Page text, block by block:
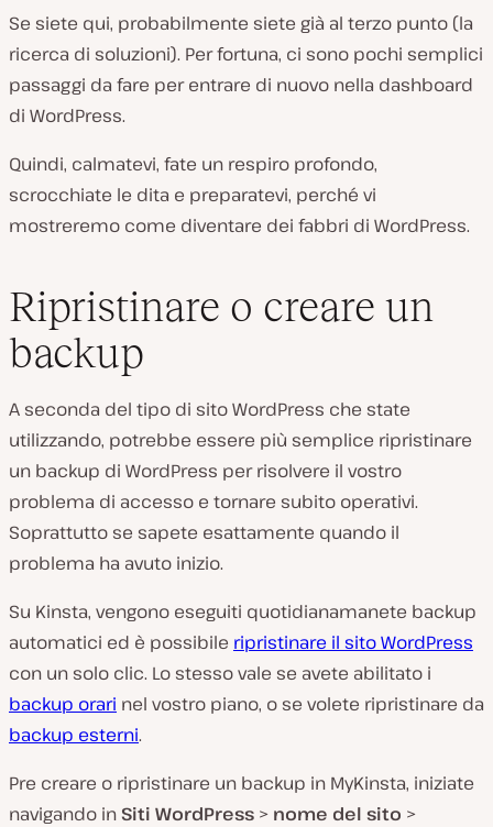
Se siete qui, probabilmente siete già al terzo punto (la
ricerca di soluzioni). Per fortuna, ci sono pochi semplici
passaggi da fare per entrare di nuovo nella dashboard
di WordPress.
Quindi, calmatevi, fate un respiro profondo,
scrocchiate le dita e preparatevi, perché vi
mostreremo come diventare dei fabbri di WordPress.
Ripristinare o creare un
backup
A seconda del tipo di sito WordPress che state
utilizzando, potrebbe essere più semplice ripristinare
un backup di WordPress per risolvere il vostro
problema di accesso e tornare subito operativi.
Soprattutto se sapete esattamente quando il
problema ha avuto inizio.
Su Kinsta, vengono eseguiti quotidianamanete backup
automatici ed è possibile ripristinare il sito WordPress
con un solo clic. Lo stesso vale se avete abilitato i
backup orari nel vostro piano, o se volete ripristinare da
backup esterni.
Pre creare o ripristinare un backup in MyKinsta, iniziate
navigando in Siti WordPress > nome del sito >